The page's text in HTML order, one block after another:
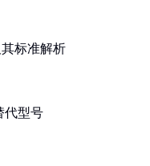
标准解析
代型号